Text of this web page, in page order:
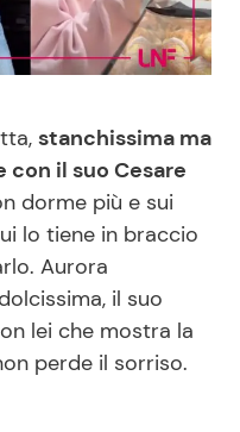
e Ricette
Ricette in TV
Piatti
Facili e Veloci
stanchissima ma
il suo Cesare
dorme più e sui
lo tiene in braccio
Aurora
il suo
lei che mostra la
perde il sorriso.